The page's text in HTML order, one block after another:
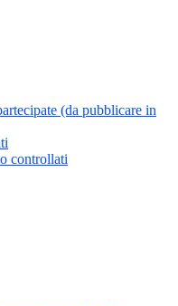
(da pubblicare in
controllati